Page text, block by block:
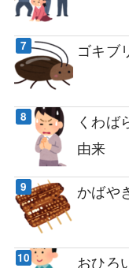
ゴキブ
くわば
由来
かばや
おひろ